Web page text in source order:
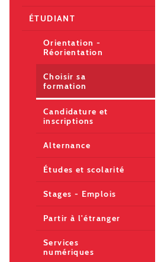
ÉTUDIANT
Orientation -
Réorientation
Choisir sa
formation
Candidature et
inscriptions
Alternance
Études et scolarité
Stages - Emplois
Partir à l'étranger
Services
numériques